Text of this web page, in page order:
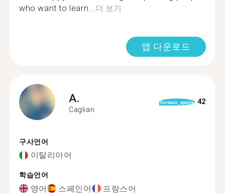
who want to learn... 더 보기
앱 다운로드
A.
Cagliari
format_quote 42
구사언어
이탈리아어
학습언어
영어 스페인어 프랑스어